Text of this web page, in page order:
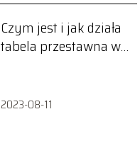
Czym jest i jak działa
tabela przestawna w
2023-08-11